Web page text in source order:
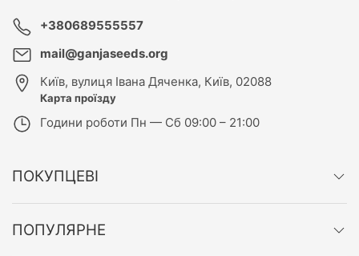
+380689555557
mail@ganjaseeds.org
Київ, вулиця Івана Дяченка, Київ, 02088
Карта проїзду
Години роботи Пн — Сб 09:00 – 21:00
ПОКУПЦЕВІ
ПОПУЛЯРНЕ